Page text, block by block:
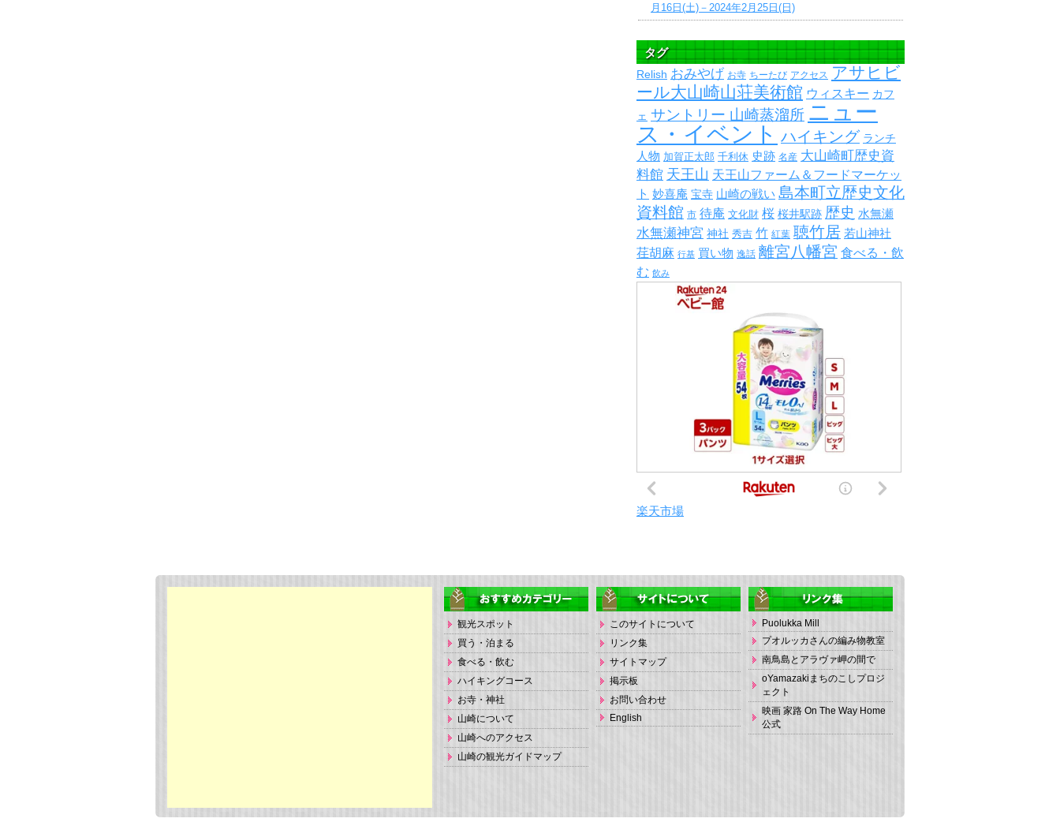
月16日(土)－2024年2月25日(日)
タグ
Relish おみやげ お寺 ちーたび アクセス
アサヒビ
ール大山崎山荘美術館 ウィスキー カフ
ェ サントリー 山崎蒸溜所 ニュー
ス・イベント ハイキング ランチ
人物 加賀正太郎 千利休 史跡 名産 大山崎町歴史資
料館 天王山 天王山ファーム＆フードマーケッ
ト 妙喜庵 宝寺 山崎の戦い 島本町立歴史文化
資料館 市 待庵 文化財 桜 桜井駅跡 歴史 水無瀬
水無瀬神宮 神社 秀吉 竹 紅葉 聴竹居 若山神社
荏胡麻 行基 買い物 逸話 離宮八幡宮 食べる・飲
む 飲み
楽天市場
観光スポット
買う・泊まる
食べる・飲む
ハイキングコース
お寺・神社
山崎について
山崎へのアクセス
山崎の観光ガイドマップ
このサイトについて
リンク集
サイトマップ
掲示板
お問い合わせ
English
Puolukka Mill
プオルッカさんの編み物教室
南鳥島とアラヴァ岬の間で
oYamazakiまちのこしプロジ
ェクト
映画 家路 On The Way Home
公式